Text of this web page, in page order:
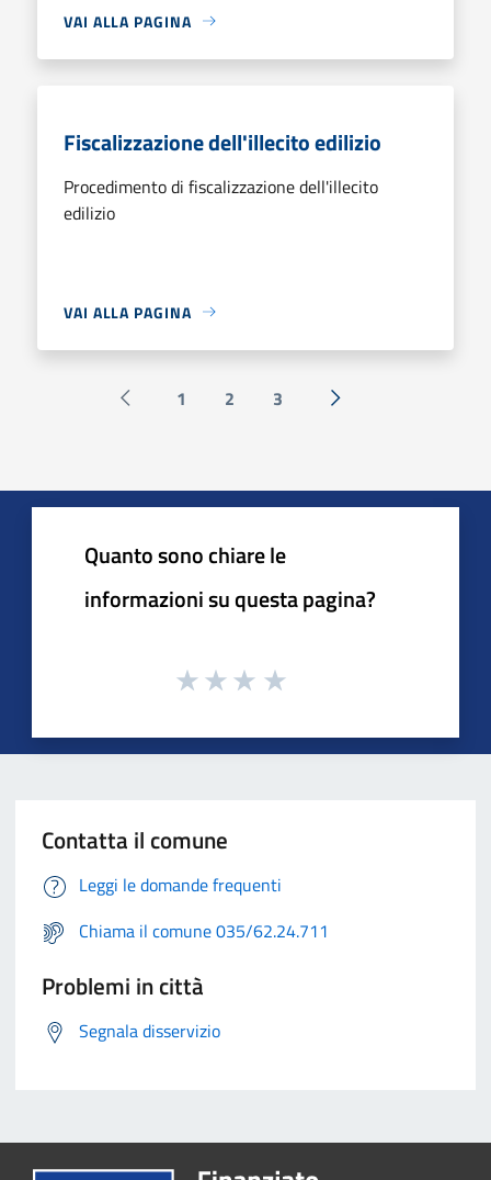
VAI ALLA PAGINA
Fiscalizzazione dell'illecito edilizio
Procedimento di fiscalizzazione dell'illecito
edilizio
VAI ALLA PAGINA
Pagina precedente
1 2 3 Successiva »
Quanto sono chiare le
informazioni su questa pagina?
Contatta il comune
Leggi le domande frequenti
Chiama il comune 035/62.24.711
Problemi in città
Segnala disservizio